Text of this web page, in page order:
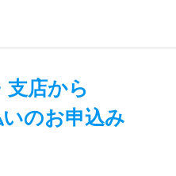
支店から
のお申込み